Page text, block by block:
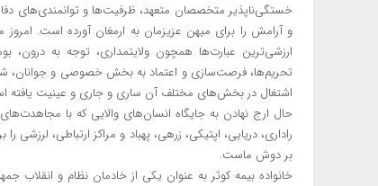
خستگی‌ناپذیر متخصصان متعهد، ظرفیت‌ها و توانمندی‌های
و آرامش را برای میهن عزیزمان به ارمغان آورده است.
ارزشی‌ترین عبارت‌ها همچون ولایتمداری، توجه به درون،
تحریم‌ها، فرصت‌سازی و اعتماد به بخش خصوصی و جوانان،
اشتغال در بخش‌های مختلف آن ساری و جاری و عینیت یافته
حال ارج نهادن به جایگاه انسان‌های والایی که با
راداری، دریایی، اپتیکی، زرهی، پهباد و مراکز ارتباطی،
بر دوش ماست.
خانواده بیمه کوثر به عنوان یکی از خادمان نظام و انقلاب